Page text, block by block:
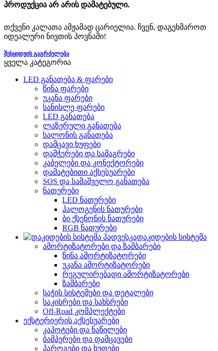
პროდუქცია არ არის დამატებული.
თქვენი კალათა ამჟამად ცარიელია. ჩვენ, დაგეხმაროთ
იდეალური ნივთის პოვნაში!
ᲨᲔᲡᲧᲘᲓᲕᲘᲡ ᲒᲐᲒᲠᲫᲔᲚᲔᲑᲐ
ყველა კატეგორია
LED განათება & ფარები
წინა ფარები
უკანა ფარები
სანისლე ფარები
LED განათება
ლაზერული განათება
სალონის განათება
დამცავი ხუფები
დამჭერები და სამაგრები
კაბელები და კონექტორები
დამატებითი აქსესუარები
SOS და სამაშველო განათება
ნათურები
LED ნათურები
ჰალოგენის ნათურები
ბი ქსენონის ნათურები
RGB ნათურები
დაკიდების სისტემა
ამორტიზატორები და ზამბარები
წინა ამორტიზატორები
უკანა ამორტიზატორები
რეგულირებადი ამორტიზატორები
ზამბარები
საჭის სისტემები და დეტალები
საკისრები და სახსრები
Off-Road კომპლექტები
ექსტერიერის აქსესუარები
კაპოტები და ნაწილები
ბამპერები და დამცავები
პაროგები და ხუფები